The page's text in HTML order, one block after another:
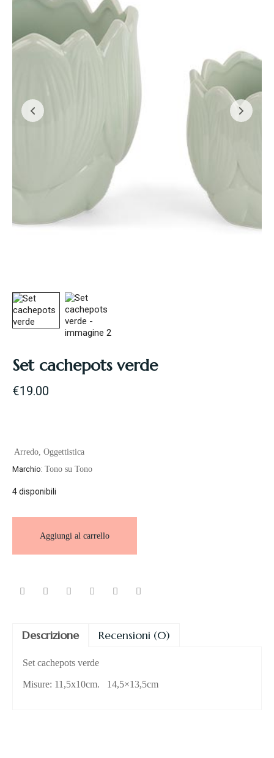
Set cachepots verde
€19.00
Arredo, Oggettistica
Marchio: Tono su Tono
4 disponibili
Aggiungi al carrello
Descrizione Recensioni (0)
Set cachepots verde
Misure: 11,5x10cm. 14,5×13,5cm